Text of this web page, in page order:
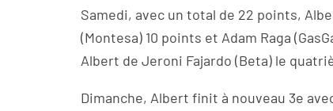
Samedi, avec un total de 22 points,
(Montesa) 10 points et Adam Raga
Albert de Jeroni Fajardo (Beta) le
Dimanche, Albert finit à nouveau 3e